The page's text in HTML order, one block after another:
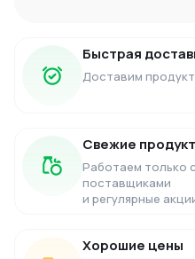
Быстрая
Доставим
Свежие
Работаем только
поставщиками
и регулярные
Хорошие цены